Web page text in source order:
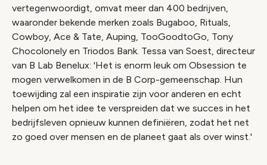
vertegenwoordigt, omvat meer dan 400 bedrijven,
waaronder bekende merken zoals Bugaboo, Rituals,
Cowboy, Ace & Tate, Auping, TooGoodtoGo, Tony
Chocolonely en Triodos Bank. Tessa van Soest, directeur
van B Lab Benelux: 'Het is enorm leuk om Obsession te
mogen verwelkomen in de B Corp-gemeenschap. Hun
toewijding zal een inspiratie zijn voor anderen en echt
helpen om het idee te verspreiden dat we succes in het
bedrijfsleven opnieuw kunnen definiëren, zodat het net
zo goed over mensen en de planeet gaat als over winst.'